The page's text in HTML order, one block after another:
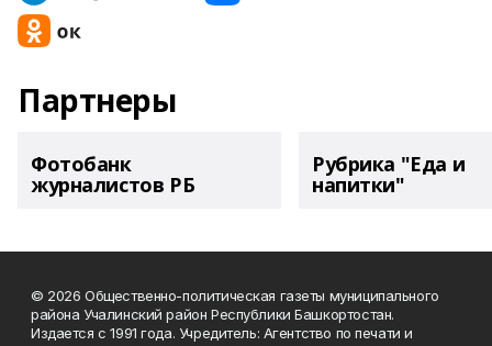
Партнеры
Фотобанк
журналистов РБ
Рубрика "Еда и
напитки"
© 2026 Общественно-политическая газеты муниципального
района Учалинский район Республики Башкортостан.
Издается с 1991 года. Учредитель: Агентство по печати и